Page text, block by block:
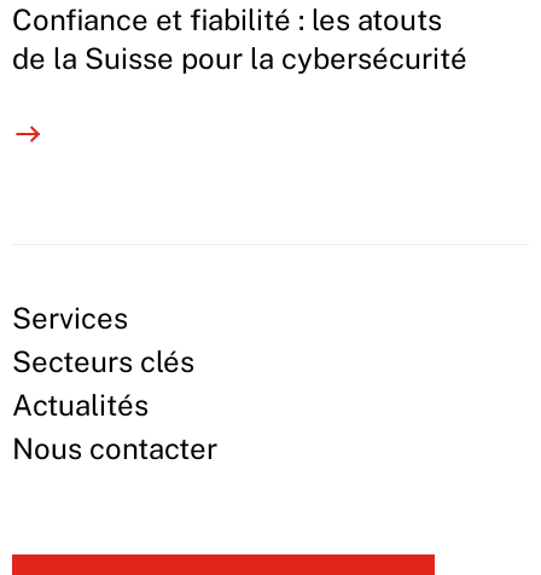
Confiance et fiabilité : les atouts
de la Suisse pour la cybersécurité
Services
Secteurs clés
Actualités
Nous contacter